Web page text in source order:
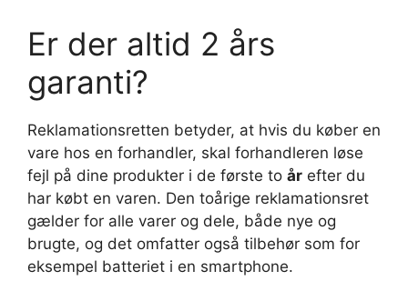
Er der altid 2 års
garanti?
Reklamationsretten betyder, at hvis du køber en
vare hos en forhandler, skal forhandleren løse
fejl på dine produkter i de første to år efter du
har købt en varen. Den toårige reklamationsret
gælder for alle varer og dele, både nye og
brugte, og det omfatter også tilbehør som for
eksempel batteriet i en smartphone.